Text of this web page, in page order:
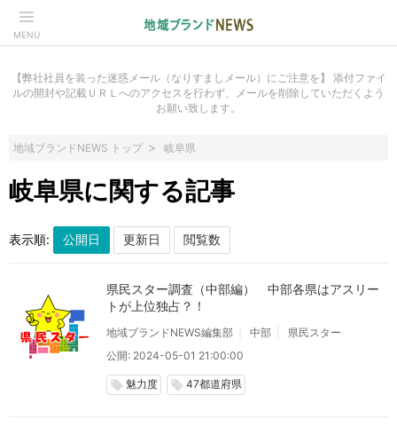
MENU
【弊社社員を装った迷惑メール（なりすましメール）にご注意を】 添付ファイ
ルの開封や記載ＵＲＬへのアクセスを行わず、メールを削除していただくよう
お願い致します。
地域ブランドNEWS トップ 岐阜県
岐阜県に関する記事
表示順:
県民スター調査（中部編） 中部各県はアスリー
トが上位独占？！
地域ブランドNEWS編集部 中部
県民スター
公開: 2024-05-01 21:00:00
local_offer 魅力度 local_offer 47都道府県